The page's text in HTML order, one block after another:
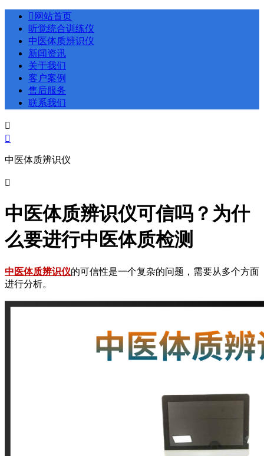
 网站首页
听觉统合训练仪
中医体质辨识仪
新闻资讯
关于我们
客户案例
售后服务
联系我们


中医体质辨识仪

中医体质辨识仪可信吗？为什
么要进行中医体质检测
中医体质辨识仪的可信性是一个复杂的问题，需要从多个方面
进行分析。